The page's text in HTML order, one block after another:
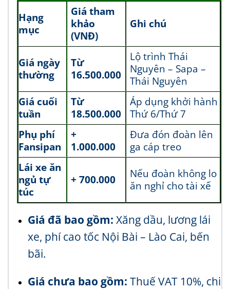
Hạng
mục
Giá tham
khảo
(VNĐ)
Ghi chú
Giá ngày
thường
Từ
16.500.000
Lộ trình Thái
Nguyên – Sapa –
Thái Nguyên
Giá cuối
tuần
Từ
18.500.000
Áp dụng khởi hành
Thứ 6/Thứ 7
Phụ phí
Fansipan
+
1.000.000
Đưa đón đoàn lên
ga cáp treo
Lái xe ăn
ngủ tự
túc
+ 700.000
Nếu đoàn không lo
ăn nghỉ cho tài xế
Giá đã bao gồm: Xăng dầu, lương lái
xe, phí cao tốc Nội Bài – Lào Cai, bến
bãi.
Giá chưa bao gồm: Thuế VAT 10%, chi